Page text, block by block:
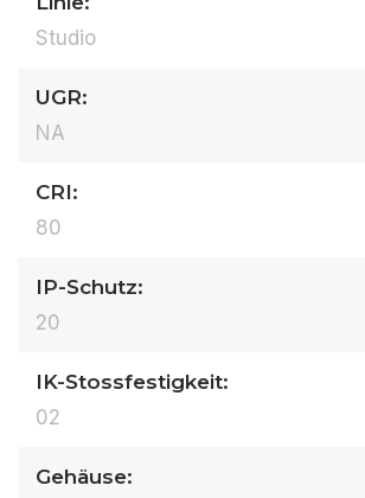
Studio
UGR:
NA
CRI:
80
IP-Schutz:
20
IK-Stossfestigkeit:
02
Gehäuse: